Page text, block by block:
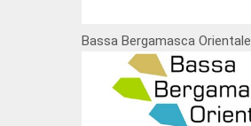
Bassa Bergamasca Orientale